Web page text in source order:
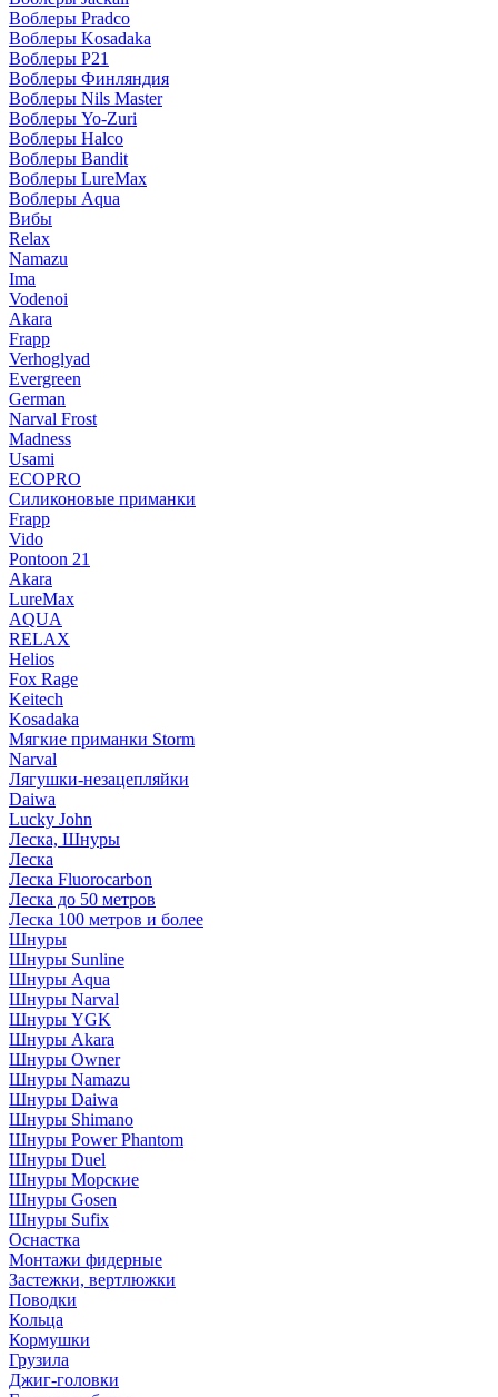
Воблеры Pradco
Воблеры Kosadaka
Воблеры P21
Воблеры Финляндия
Воблеры Nils Master
Воблеры Yo-Zuri
Воблеры Halco
Воблеры Bandit
Воблеры LureMax
Воблеры Aqua
Вибы
Relax
Namazu
Ima
Vodenoi
Akara
Frapp
Verhoglyad
Evergreen
German
Narval Frost
Madness
Usami
ECOPRO
Силиконовые приманки
Frapp
Vido
Pontoon 21
Akara
LureMax
AQUA
RELAX
Helios
Fox Rage
Keitech
Kosadaka
Мягкие приманки Storm
Narval
Лягушки-незацепляйки
Daiwa
Lucky John
Леска, Шнуры
Леска
Леска Fluorocarbon
Леска до 50 метров
Леска 100 метров и более
Шнуры
Шнуры Sunline
Шнуры Aqua
Шнуры Narval
Шнуры YGK
Шнуры Akara
Шнуры Owner
Шнуры Namazu
Шнуры Daiwa
Шнуры Shimano
Шнуры Power Phantom
Шнуры Duel
Шнуры Морские
Шнуры Gosen
Шнуры Sufix
Оснастка
Монтажи фидерные
Застежки, вертлюжки
Поводки
Кольца
Кормушки
Грузила
Джиг-головки